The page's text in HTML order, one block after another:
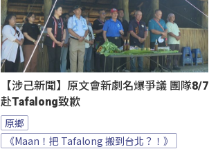
【涉己新聞】原文會新劇名爆爭議 團隊8/7
赴Tafalong致歉
原鄉
《Maan！把 Tafalong 搬到台北？！》